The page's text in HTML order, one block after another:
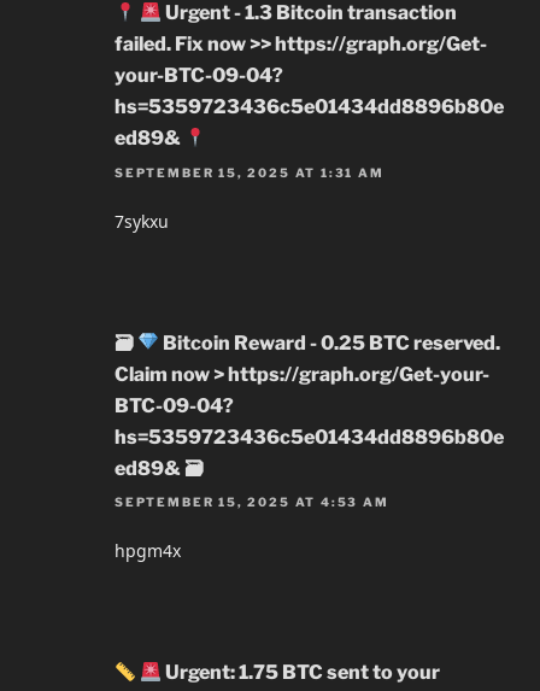
Urgent - 1.3 Bitcoin transaction
failed. Fix now >> https://graph.org/Get-
your-BTC-09-04?
hs=5359723436c5e01434dd8896b80e
ed89&
SEPTEMBER 15, 2025 AT 1:31 AM
7sykxu
🗃
Bitcoin Reward - 0.25 BTC reserved.
Claim now > https://graph.org/Get-your-
BTC-09-04?
hs=5359723436c5e01434dd8896b80e
ed89& 🗃
SEPTEMBER 15, 2025 AT 4:53 AM
hpgm4x
Urgent: 1.75 BTC sent to your